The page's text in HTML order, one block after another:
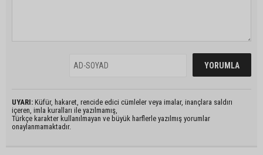
UYARI: Küfür, hakaret, rencide edici cümleler veya imalar, inançlara saldırı
içeren, imla kuralları ile yazılmamış,
Türkçe karakter kullanılmayan ve büyük harflerle yazılmış yorumlar
onaylanmamaktadır.